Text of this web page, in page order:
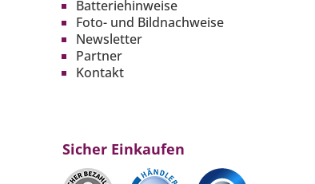
Batteriehinweise
Foto- und Bildnachweise
Newsletter
Partner
Kontakt
Sicher Einkaufen